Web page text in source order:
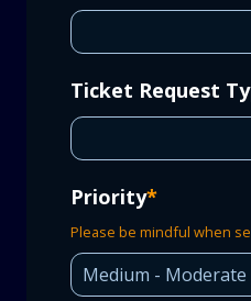
Ticket Request
Priority*
Please be mindful when